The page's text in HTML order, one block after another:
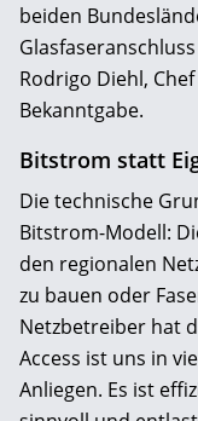
beiden
Rodrigo Diehl,
Bekanntgabe.
Bitstrom statt
Die technische
Bitstrom-Modell:
den regionalen
zu bauen oder
Netzbetreiber hat
Access ist uns in
Anliegen. Es ist